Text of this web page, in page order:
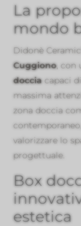
La
mondo
Didonè
Cuggiono, con
docciacapaci
massima
zona doccia
valorizzare lo
progettuale.
Box
estetica